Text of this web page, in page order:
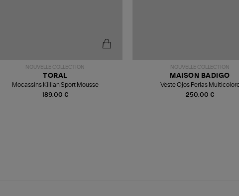
NOUVELLE COLLECTION
189,00 €
TORAL
Mocassins Killian Sport Mousse
NOUVELLE COLLECTION
250,00 €
MAISON BADIGO
Veste Ojos Perlas